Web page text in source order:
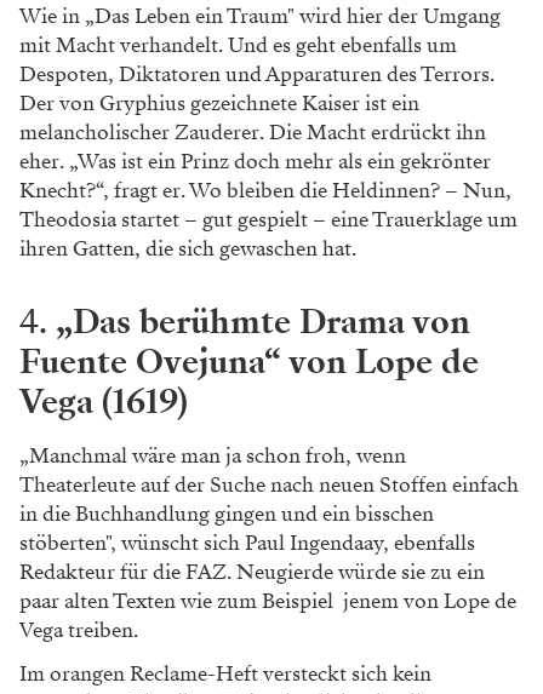
Wie in „Das Leben ein Traum" wird hier der Umgang
mit Macht verhandelt. Und es geht ebenfalls um
Despoten, Diktatoren und Apparaturen des Terrors.
Der von Gryphius gezeichnete Kaiser ist ein
melancholischer Zauderer. Die Macht erdrückt ihn
eher. „Was ist ein Prinz doch mehr als ein gekrönter
Knecht?“, fragt er. Wo bleiben die Heldinnen? – Nun,
Theodosia startet – gut gespielt – eine Trauerklage um
ihren Gatten, die sich gewaschen hat.
4. „Das berühmte Drama von
Fuente Ovejuna“ von Lope de
Vega (1619)
„Manchmal wäre man ja schon froh, wenn
Theaterleute auf der Suche nach neuen Stoffen einfach
in die Buchhandlung gingen und ein bisschen
stöberten", wünscht sich Paul Ingendaay, ebenfalls
Redakteur für die FAZ. Neugierde würde sie zu ein
paar alten Texten wie zum Beispiel jenem von Lope de
Vega treiben.
Im orangen Reclame-Heft versteckt sich kein